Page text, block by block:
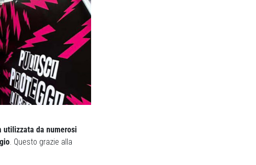
utilizzata da numerosi
. Questo grazie alla